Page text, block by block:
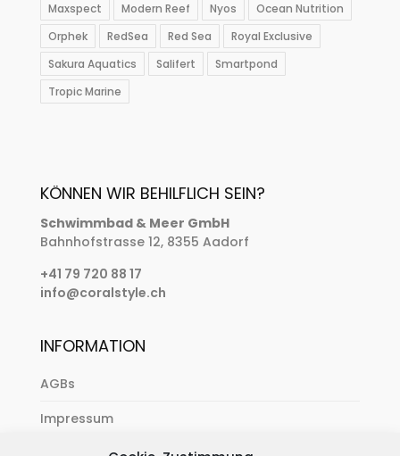
Maxspect
Modern Reef Nyos
Ocean Nutrition
Orphek
RedSea Red Sea
Royal Exclusive
Sakura Aquatics
Salifert
Smartpond
Tropic Marine
KÖNNEN WIR BEHILFLICH SEIN?
Schwimmbad & Meer GmbH
Bahnhofstrasse 12, 8355 Aadorf
+41 79 720 88 17
info@coralstyle.ch
INFORMATION
AGBs
Impressum